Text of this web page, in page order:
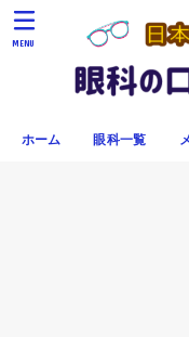
ホーム 眼科一覧
MENU